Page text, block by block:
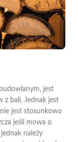
jest
z bali. Jednak jest
jest stosunkowo
jeśli mowa o
należy